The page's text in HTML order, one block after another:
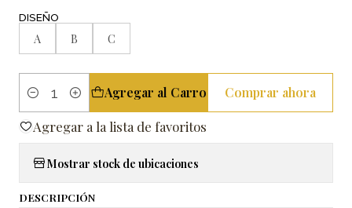
DISEÑO
A B C
Cantidad
Agregar al Carro Comprar ahora
Agregar a la lista de favoritos
Mostrar stock de ubicaciones
DESCRIPCIÓN